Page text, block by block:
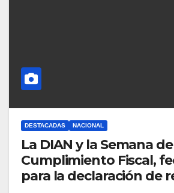
DESTACADAS NACIONAL
La DIAN y la Semana
Cumplimiento Fiscal,
para la declaración de